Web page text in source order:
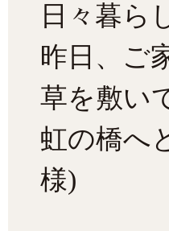
日々暮ら
昨日、ご
草を敷い
虹の橋へ
様)